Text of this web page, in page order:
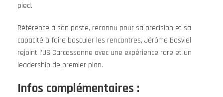
pied.
Référence à son poste, reconnu pour sa précision et sa
capacité à faire basculer les rencontres, Jérôme Bosviel
rejoint l’US Carcassonne avec une expérience rare et un
leadership de premier plan.
Infos complémentaires :